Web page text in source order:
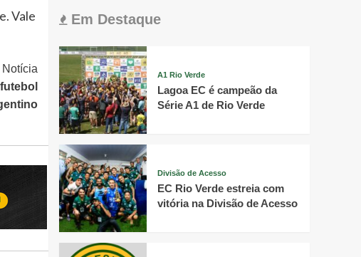
Vale
Notícia
Em Destaque
A1 Rio Verde
Lagoa EC é campeão da
Série A1 de Rio Verde
Divisão de Acesso
EC Rio Verde estreia com
vitória na Divisão de Acesso